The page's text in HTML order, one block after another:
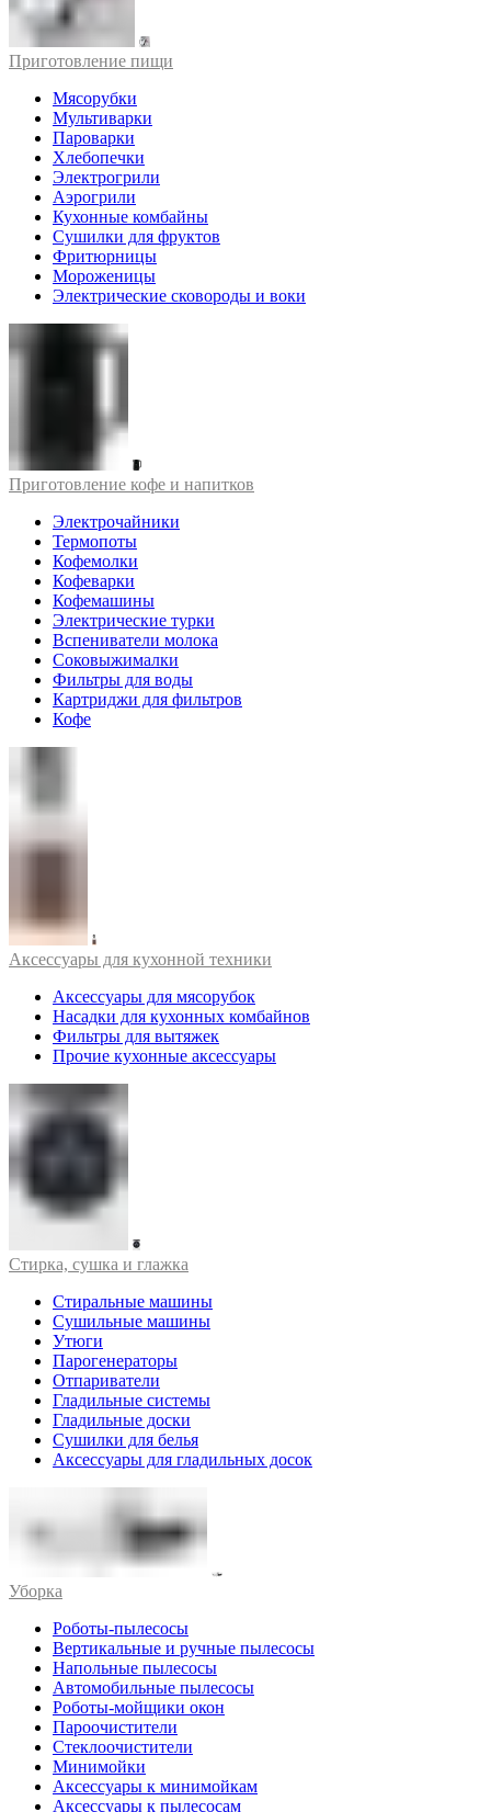
Приготовление пищи
Мясорубки
Мультиварки
Пароварки
Хлебопечки
Электрогрили
Аэрогрили
Кухонные комбайны
Сушилки для фруктов
Фритюрницы
Мороженицы
Электрические сковороды и воки
Приготовление кофе и напитков
Электрочайники
Термопоты
Кофемолки
Кофеварки
Кофемашины
Электрические турки
Вспениватели молока
Соковыжималки
Фильтры для воды
Картриджи для фильтров
Кофе
Аксессуары для кухонной техники
Аксессуары для мясорубок
Насадки для кухонных комбайнов
Фильтры для вытяжек
Прочие кухонные аксессуары
Стирка, сушка и глажка
Стиральные машины
Сушильные машины
Утюги
Парогенераторы
Отпариватели
Гладильные системы
Гладильные доски
Сушилки для белья
Аксессуары для гладильных досок
Уборка
Роботы-пылесосы
Вертикальные и ручные пылесосы
Напольные пылесосы
Автомобильные пылесосы
Роботы-мойщики окон
Пароочистители
Стеклоочистители
Минимойки
Аксессуары к минимойкам
Аксессуары к пылесосам